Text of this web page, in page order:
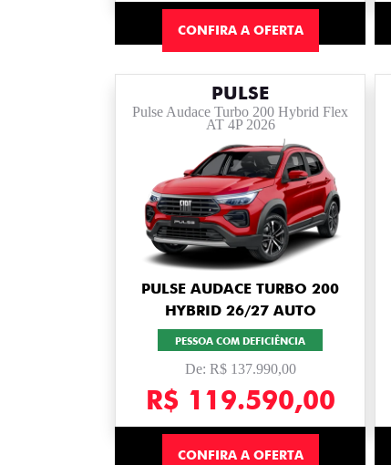
CONFIRA A OFERTA
PULSE
Pulse Audace Turbo 200 Hybrid Flex
AT 4P 2026
PULSE AUDACE TURBO 200
HYBRID 26/27 AUTO
PESSOA COM DEFICIÊNCIA
De: R$ 137.990,00
R$ 119.590,00
CONFIRA A OFERTA